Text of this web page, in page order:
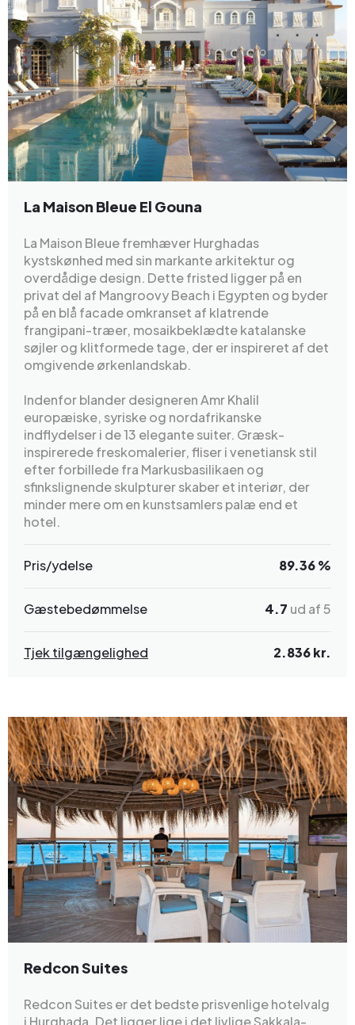
La Maison Bleue El Gouna
La Maison Bleue fremhæver Hurghadas
kystskønhed med sin markante arkitektur og
overdådige design. Dette fristed ligger på en
privat del af Mangroovy Beach i Egypten og byder
på en blå facade omkranset af klatrende
frangipani-træer, mosaikbeklædte katalanske
søjler og klitformede tage, der er inspireret af det
omgivende ørkenlandskab.
Indenfor blander designeren Amr Khalil
europæiske, syriske og nordafrikanske
indflydelser i de 13 elegante suiter. Græsk-
inspirerede freskomalerier, fliser i venetiansk stil
efter forbillede fra Markusbasilikaen og
sfinkslignende skulpturer skaber et interiør, der
minder mere om en kunstsamlers palæ end et
hotel.
Pris/ydelse 89.36 %
Gæstebedømmelse 4.7 ud af 5
Tjek tilgængelighed 2.836 kr.
Redcon Suites
Redcon Suites er det bedste prisvenlige hotelvalg
i Hurghada. Det ligger lige i det livlige Sakkala-